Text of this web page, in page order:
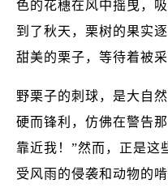
色的花穗在风中摇曳，
到了秋天，栗树的果实
甜美的栗子，等待着被采
野栗子的刺球，是大自
硬而锋利，仿佛在警告
靠近我！”然而，正是这
受风雨的侵袭和动物的